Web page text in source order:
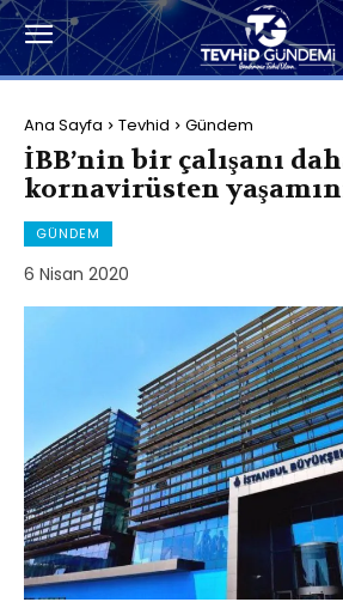
Ana Sayfa Tevhid Gündem
İBB’nin bir çalışanı
kornavirüsten
GÜNDEM
6 Nisan 2020